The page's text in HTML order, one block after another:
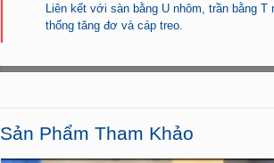
Liên kết với sàn bằng U nhôm, trần bằng
thống tăng đơ và cáp treo.
Sản Phẩm Tham Khảo